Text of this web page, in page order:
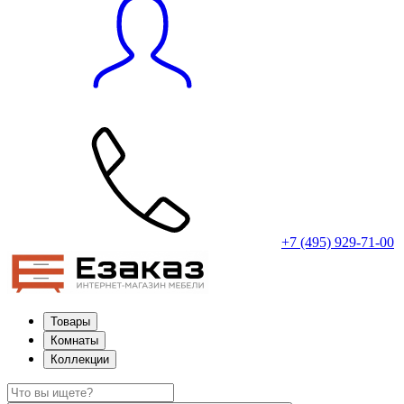
+7 (495) 929-71-00
Товары
Комнаты
Коллекции